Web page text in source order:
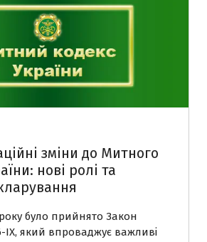
зміни до Митного
нові ролі та
було прийнято Закон
IX, який впроваджує важливі